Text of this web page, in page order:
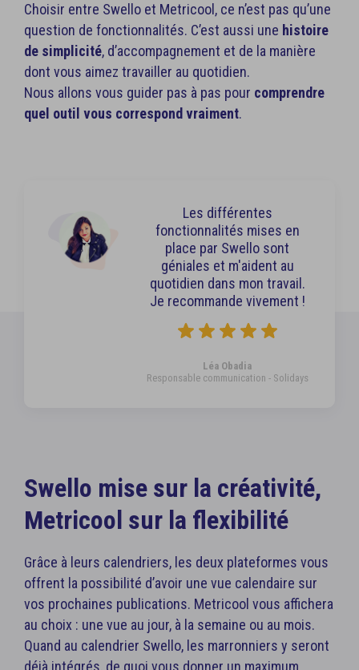
Choisir entre Swello et Metricool, ce n’est pas qu’une
question de fonctionnalités. C’est aussi une histoire
de simplicité, d’accompagnement et de la manière
dont vous aimez travailler au quotidien.
Nous allons vous guider pas à pas pour comprendre
quel outil vous correspond vraiment.
Les différentes
fonctionnalités mises en
place par Swello sont
géniales et m'aident au
quotidien dans mon travail.
Je recommande vivement !
Léa Obadia
Responsable communication - Solidays
Swello mise sur la créativité,
Metricool sur la flexibilité
Grâce à leurs calendriers, les deux plateformes vous
offrent la possibilité d’avoir une vue calendaire sur
vos prochaines publications. Metricool vous affichera
au choix : une vue au jour, à la semaine ou au mois.
Quand au calendrier Swello, les marronniers y seront
déjà intégrés, de quoi vous donner un maximum